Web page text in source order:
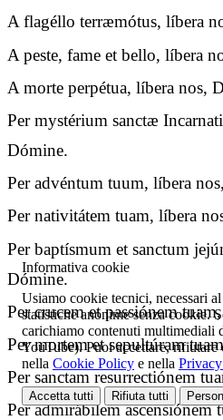
A flagéllo terræmótus, líbera
A peste, fame et bello, líbera
A morte perpétua, líbera nos,
Per mystérium sanctæ
Dómine.
Per advéntum tuum, líbera
Per nativitátem tuam, líbera
Per baptísmum et sanctum
Dómine.
Per crucem et passiónem
Per mortem et sepultúram
Per sanctam resurrectiónem
Per admirábilem ascensiónem
Informativa cookie
Usiamo cookie tecnici, necessari
statistiche anonime senza cookie.
carichiamo contenuti multimediali
YouTube). Puoi accettare, rifiutare
nella Cookie Policy e nella
Accetta tutti Rifiuta tutti